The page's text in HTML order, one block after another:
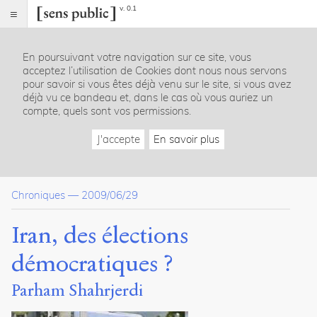
v. 0.1
Index
Article
Dossier(s)
Chroniques iraniennes
Partager
/
Exporter
Shahrjerdi,
En poursuivant votre navigation sur ce site, vous
acceptez l’utilisation de Cookies dont nous nous servons
pour savoir si vous êtes déjà venu sur le site, si vous avez
déjà vu ce bandeau et, dans le cas où vous auriez un
compte, quels sont vos permissions.
J'accepte En savoir plus
Chroniques — 2009/06/29
Iran, des élections
démocratiques ?
Parham Shahrjerdi